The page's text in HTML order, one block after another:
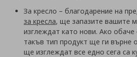
За кресло – благодарение на
за кресла, ще запазите вашите
изглеждат като нови. Ако обаче
такъв тип продукт ще ги върне
ще изглеждат все едно сега са